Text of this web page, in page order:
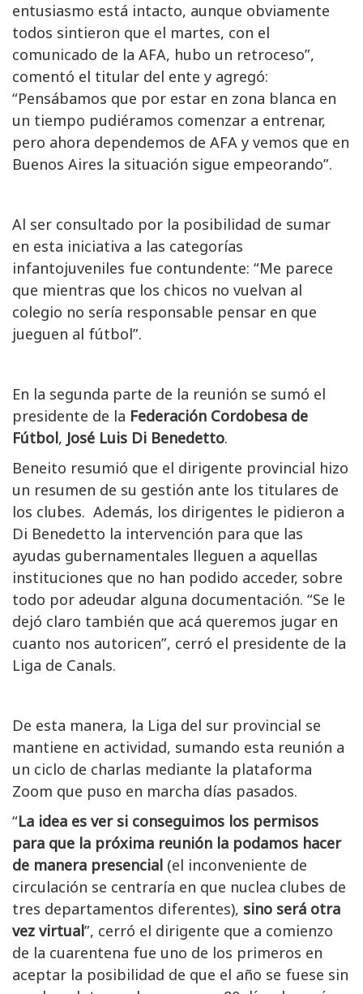
entusiasmo está intacto, aunque obviamente
todos sintieron que el martes, con el
comunicado de la AFA, hubo un retroceso”,
comentó el titular del ente y agregó:
“Pensábamos que por estar en zona blanca en
un tiempo pudiéramos comenzar a entrenar,
pero ahora dependemos de AFA y vemos que en
Buenos Aires la situación sigue empeorando”.
Al ser consultado por la posibilidad de sumar
en esta iniciativa a las categorías
infantojuveniles fue contundente: “Me parece
que mientras que los chicos no vuelvan al
colegio no sería responsable pensar en que
jueguen al fútbol”.
En la segunda parte de la reunión se sumó el
presidente de la Federación Cordobesa de
Fútbol, José Luis Di Benedetto.
Beneito resumió que el dirigente provincial hizo
un resumen de su gestión ante los titulares de
los clubes. Además, los dirigentes le pidieron a
Di Benedetto la intervención para que las
ayudas gubernamentales lleguen a aquellas
instituciones que no han podido acceder, sobre
todo por adeudar alguna documentación. “Se le
dejó claro también que acá queremos jugar en
cuanto nos autoricen”, cerró el presidente de la
Liga de Canals.
De esta manera, la Liga del sur provincial se
mantiene en actividad, sumando esta reunión a
un ciclo de charlas mediante la plataforma
Zoom que puso en marcha días pasados.
“La idea es ver si conseguimos los permisos
para que la próxima reunión la podamos hacer
de manera presencial (el inconveniente de
circulación se centraría en que nuclea clubes de
tres departamentos diferentes), sino será otra
vez virtual”, cerró el dirigente que a comienzo
de la cuarentena fue uno de los primeros en
aceptar la posibilidad de que el año se fuese sin